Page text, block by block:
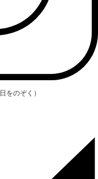
をのぞく）